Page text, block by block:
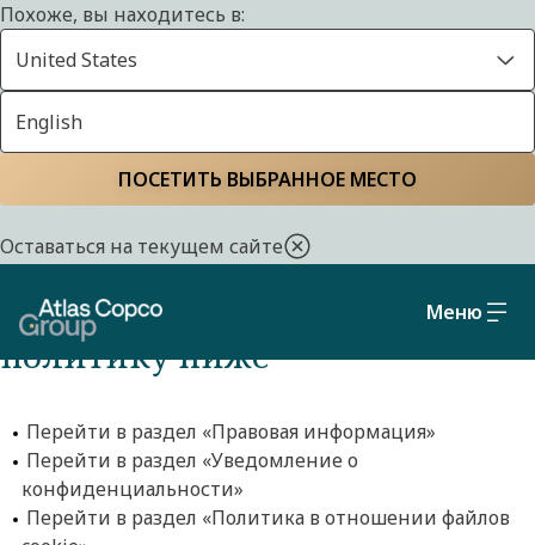
Похоже, вы находитесь в:
United States
English
ПОСЕТИТЬ ВЫБРАННОЕ МЕСТО
Оставаться на текущем сайте
Меню
Положение о
конфиденциальности
Выберите уведомление /
политику ниже
Перейти в раздел «Правовая информация»
Перейти в раздел «Уведомление о
конфиденциальности»
Перейти в раздел «Политика в отношении файлов